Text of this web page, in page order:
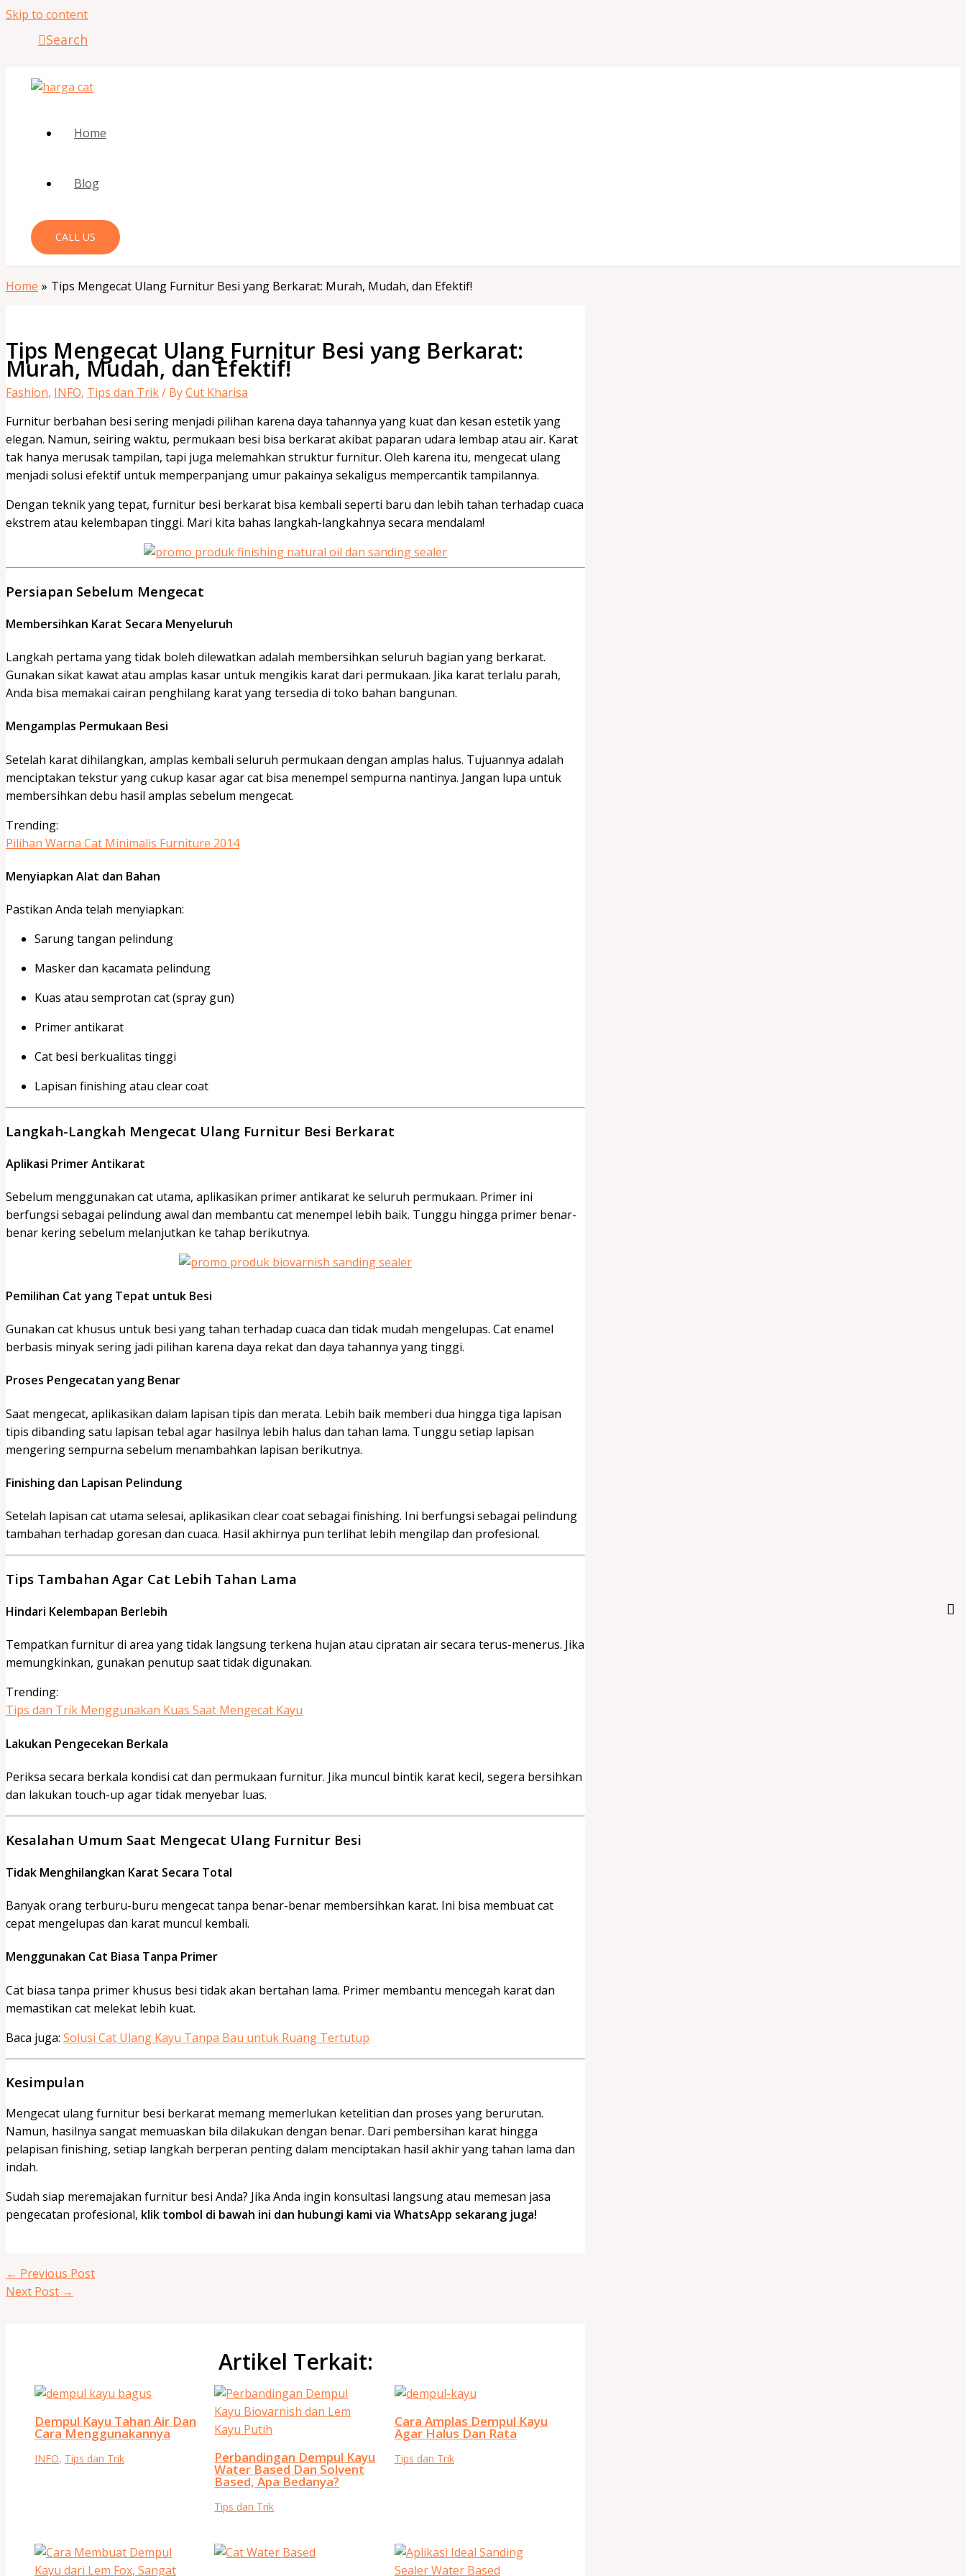
Skip to content
Search
Home
Blog
CALL US
Home Tips Mengecat Ulang Furnitur Besi yang Berkarat: Murah, Mudah, dan Efektif!
Tips Mengecat Ulang Furnitur Besi yang Berkarat:
Murah, Mudah, dan Efektif!
Fashion, INFO, Tips dan Trik/ ByCut Kharisa
Furnitur berbahan besi sering menjadi pilihan karena daya tahannya yang kuat dan kesan estetik yang
elegan. Namun, seiring waktu, permukaan besi bisa berkarat akibat paparan udara lembap atau air. Karat
tak hanya merusak tampilan, tapi juga melemahkan struktur furnitur. Oleh karena itu, mengecat ulang
menjadi solusi efektif untuk memperpanjang umur pakainya sekaligus mempercantik tampilannya.
Dengan teknik yang tepat, furnitur besi berkarat bisa kembali seperti baru dan lebih tahan terhadap cuaca
ekstrem atau kelembapan tinggi. Mari kita bahas langkah-langkahnya secara mendalam!
Persiapan Sebelum Mengecat
Membersihkan Karat Secara Menyeluruh
Langkah pertama yang tidak boleh dilewatkan adalah membersihkan seluruh bagian yang berkarat.
Gunakan sikat kawat atau amplas kasar untuk mengikis karat dari permukaan. Jika karat terlalu parah,
Anda bisa memakai cairan penghilang karat yang tersedia di toko bahan bangunan.
Mengamplas Permukaan Besi
Setelah karat dihilangkan, amplas kembali seluruh permukaan dengan amplas halus. Tujuannya adalah
menciptakan tekstur yang cukup kasar agar cat bisa menempel sempurna nantinya. Jangan lupa untuk
membersihkan debu hasil amplas sebelum mengecat.
Trending:
Pilihan Warna Cat Minimalis Furniture 2014
Menyiapkan Alat dan Bahan
Pastikan Anda telah menyiapkan:
Sarung tangan pelindung
Masker dan kacamata pelindung
Kuas atau semprotan cat (spray gun)
Primer antikarat
Cat besi berkualitas tinggi
Lapisan finishing atau clear coat
Langkah-Langkah Mengecat Ulang Furnitur Besi Berkarat
Aplikasi Primer Antikarat
Sebelum menggunakan cat utama, aplikasikan primer antikarat ke seluruh permukaan. Primer ini
berfungsi sebagai pelindung awal dan membantu cat menempel lebih baik. Tunggu hingga primer benar-
benar kering sebelum melanjutkan ke tahap berikutnya.
Pemilihan Cat yang Tepat untuk Besi
Gunakan cat khusus untuk besi yang tahan terhadap cuaca dan tidak mudah mengelupas. Cat enamel
berbasis minyak sering jadi pilihan karena daya rekat dan daya tahannya yang tinggi.
Proses Pengecatan yang Benar
Saat mengecat, aplikasikan dalam lapisan tipis dan merata. Lebih baik memberi dua hingga tiga lapisan
tipis dibanding satu lapisan tebal agar hasilnya lebih halus dan tahan lama. Tunggu setiap lapisan
mengering sempurna sebelum menambahkan lapisan berikutnya.
Finishing dan Lapisan Pelindung
Setelah lapisan cat utama selesai, aplikasikan clear coat sebagai finishing. Ini berfungsi sebagai pelindung
tambahan terhadap goresan dan cuaca. Hasil akhirnya pun terlihat lebih mengilap dan profesional.
Tips Tambahan Agar Cat Lebih Tahan Lama
Hindari Kelembapan Berlebih
Tempatkan furnitur di area yang tidak langsung terkena hujan atau cipratan air secara terus-menerus. Jika
memungkinkan, gunakan penutup saat tidak digunakan.
Trending:
Tips dan Trik Menggunakan Kuas Saat Mengecat Kayu
Lakukan Pengecekan Berkala
Periksa secara berkala kondisi cat dan permukaan furnitur. Jika muncul bintik karat kecil, segera bersihkan
dan lakukan touch-up agar tidak menyebar luas.
Kesalahan Umum Saat Mengecat Ulang Furnitur Besi
Tidak Menghilangkan Karat Secara Total
Banyak orang terburu-buru mengecat tanpa benar-benar membersihkan karat. Ini bisa membuat cat
cepat mengelupas dan karat muncul kembali.
Menggunakan Cat Biasa Tanpa Primer
Cat biasa tanpa primer khusus besi tidak akan bertahan lama. Primer membantu mencegah karat dan
memastikan cat melekat lebih kuat.
Baca juga: Solusi Cat Ulang Kayu Tanpa Bau untuk Ruang Tertutup
Kesimpulan
Mengecat ulang furnitur besi berkarat memang memerlukan ketelitian dan proses yang berurutan.
Namun, hasilnya sangat memuaskan bila dilakukan dengan benar. Dari pembersihan karat hingga
pelapisan finishing, setiap langkah berperan penting dalam menciptakan hasil akhir yang tahan lama dan
indah.
Sudah siap meremajakan furnitur besi Anda? Jika Anda ingin konsultasi langsung atau memesan jasa
pengecatan profesional, klik tombol di bawah ini dan hubungi kami via WhatsApp sekarang juga!
← Previous Post
Next Post →
Artikel Terkait:
Dempul Kayu Tahan Air Dan
Cara Menggunakannya
INFO, Tips dan Trik Perbandingan Dempul Kayu
Water Based Dan Solvent
Based, Apa Bedanya?
Tips dan Trik
Cara Amplas Dempul Kayu
Agar Halus Dan Rata
Tips dan Trik